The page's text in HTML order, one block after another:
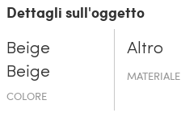
Dettagli sull'oggetto
Beige
Beige
COLORE
Altro
MATERIALE